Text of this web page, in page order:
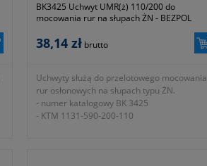
BK3425 Uchwyt UMR(ż) 110/200 do
mocowania rur na słupach ŻN - BEZPOL
38,14 zł brutto
Uchwyty służą do przelotowego mocowania
rur osłonowych na słupach typu ŻN.
- numer katalogowy BK 3425
- KTM 1131-590-200-110